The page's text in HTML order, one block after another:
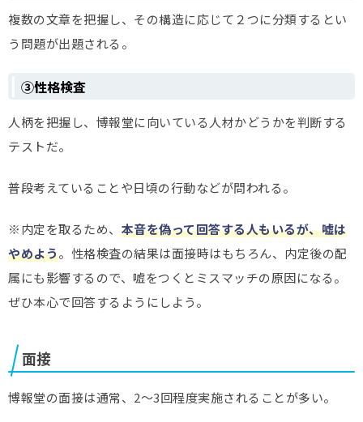
複数の文章を把握し、その構造に応じて２つに分類するとい
う問題が出題される。
③性格検査
人柄を把握し、博報堂に向いている人材かどうかを判断する
テストだ。
普段考えていることや日頃の行動などが問われる。
※内定を取るため、 本音を偽って回答する人もいるが、嘘は
やめよう。性格検査の結果は面接時はもちろん、内定後の配
属にも影響するので、嘘をつくとミスマッチの原因になる。
ぜひ本心で回答するようにしよう。
面接
博報堂の面接は通常、2〜3回程度実施されることが多い。